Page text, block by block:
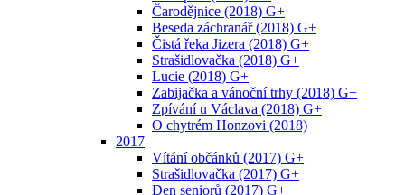
Čarodějnice (2018) G+
Beseda záchranář (2018) G+
Čistá řeka Jizera (2018) G+
Strašidlovačka (2018) G+
Lucie (2018) G+
Zabijačka a vánoční trhy (2018) G+
Zpívání u Václava (2018) G+
O chytrém Honzovi (2018)
2017
Vítání občánků (2017) G+
Strašidlovačka (2017) G+
Den seniorů (2017) G+